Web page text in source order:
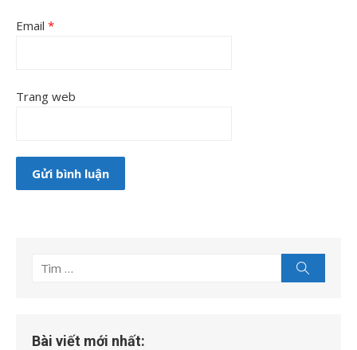
Email *
Trang web
Tìm
kiếm
Bài viết mới nhất: